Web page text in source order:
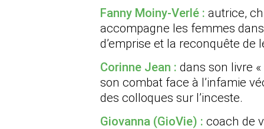
Fanny Moiny-Verlé : autrice,
accompagne les femmes
d’emprise et la reconquête de
Corinne Jean : dans son livre
son combat face à l’infamie
des colloques sur l’inceste.
Giovanna (GioVie) : coach de